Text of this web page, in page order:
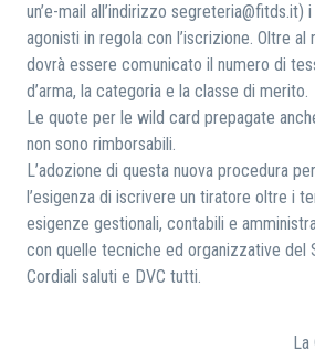
un’e-mail all’indirizzo segreteria@fitds.it)
agonisti in regola con l’iscrizione. Oltre al
dovrà essere comunicato il numero di
d’arma, la categoria e la classe di merito.
Le quote per le wild card prepagate
non sono rimborsabili.
L’adozione di questa nuova procedura
l’esigenza di iscrivere un tiratore oltre i
esigenze gestionali, contabili e
con quelle tecniche ed organizzative del
Cordiali saluti e DVC tutti.
La